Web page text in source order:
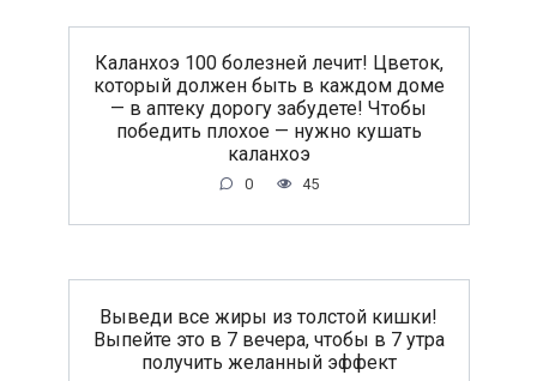
Каланхоэ 100 болезней лечит! Цветок,
который должен быть в каждом доме
— в аптеку дорогу забудете! Чтобы
победить плохое — нужно кушать
каланхоэ
0 45
Выведи все жиры из толстой кишки!
Выпейте это в 7 вечера, чтобы в 7 утра
получить желанный эффект